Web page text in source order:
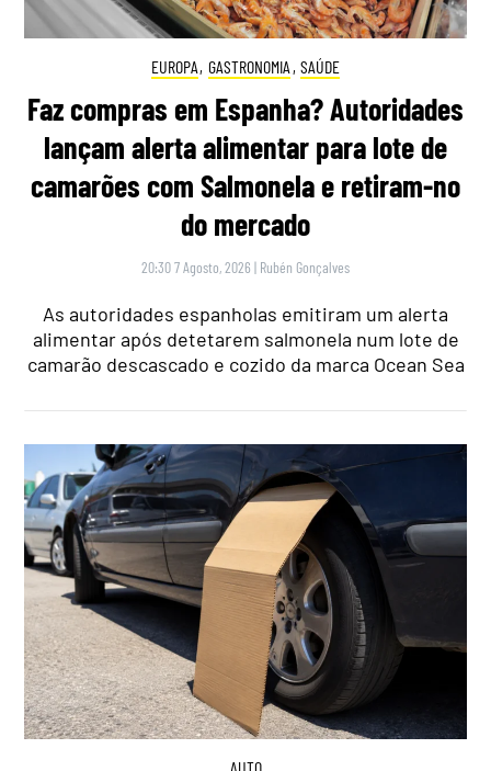
EUROPA, GASTRONOMIA , SAÚDE
Faz compras em Espanha? Autoridades
lançam alerta alimentar para lote de
camarões com Salmonela e retiram-no
do mercado
20:30 7 Agosto, 2026 | Rubén Gonçalves
As autoridades espanholas emitiram um alerta
alimentar após detetarem salmonela num lote de
camarão descascado e cozido da marca Ocean Sea